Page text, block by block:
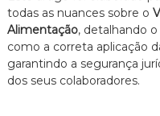
todas as nuances sobre o
Alimentação, detalhando
como a correta aplicação
garantindo a segurança
dos seus colaboradores.